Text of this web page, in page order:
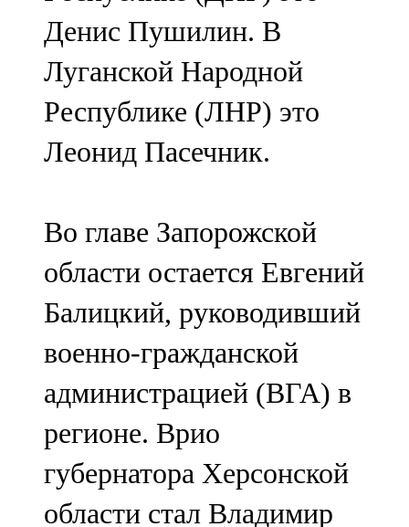
Денис Пушилин. В
Луганской Народной
Республике (ЛНР) это
Леонид Пасечник.
Во главе Запорожской
области остается Евгений
Балицкий, руководивший
военно-гражданской
администрацией (ВГА) в
регионе. Врио
губернатора Херсонской
области стал Владимир